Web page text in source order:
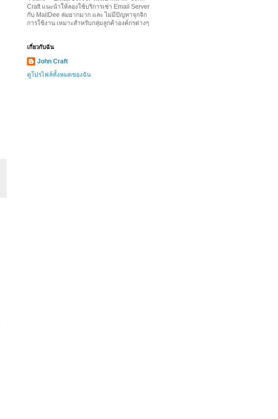
Craft แนะนำให้ลองใช้บริการเช่า Email Server
กับ MailDee ล่มยากมาก และ ไม่มีปัญหาจุกจิก
การใช้งาน เหมาะสำหรับกลุ่มลูกค้าองค์กรต่างๆ
เกี่ยวกับฉัน
John Craft
ดูโปรไฟล์ทั้งหมดของฉัน